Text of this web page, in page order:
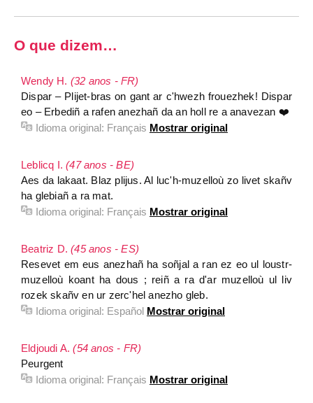
O que dizem…
Wendy H. (32 anos - FR)
Dispar – Plijet-bras on gant ar c'hwezh frouezhek! Dispar
eo – Erbediñ a rafen anezhañ da an holl re a anavezan ❤️
Idioma original: Français Mostrar original
Leblicq I.(47 anos - BE)
Aes da lakaat. Blaz plijus. Al luc'h-muzelloù zo livet skañv
ha glebiañ a ra mat.
Idioma original: Français Mostrar original
Beatriz D.(45 anos - ES)
Resevet em eus anezhañ ha soñjal a ran ez eo ul loustr-
muzelloù koant ha dous ; reiñ a ra d'ar muzelloù ul liv
rozek skañv en ur zerc'hel anezho gleb.
Idioma original: Español Mostrar original
Eldjoudi A.(54 anos - FR)
Peurgent
Idioma original: Français Mostrar original